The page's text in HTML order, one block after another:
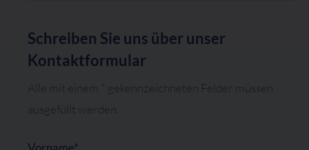
Schreiben Sie uns über unser
Kontaktformular
Alle mit einem * gekennzeichneten Felder müssen
ausgefüllt werden.